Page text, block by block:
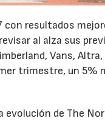
resultados
al alza sus
Vans,
trimestre, un 5%
de The